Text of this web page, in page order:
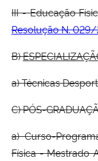
III - Educação
Resolução N.
B)
a)Técnicas
C) PÓS-
a) Curso-
Física - Mestrado